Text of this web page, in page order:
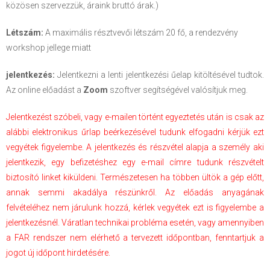
közösen szervezzük, áraink bruttó árak.)
Létszám: A maximális résztvevői létszám 20 fő, a rendezvény
workshop jellege miatt
jelentkezés:Jelentkezni a lenti jelentkezési űelap kitöltésével tudtok.
Az online előadást a Zoom szoftver segítségével valósítjuk meg.
Jelentkezést szóbeli, vagy e-mailen történt egyeztetés után is csak az
alábbi elektronikus űrlap beérkezésével tudunk elfogadni kérjük ezt
vegyétek figyelembe. A jelentkezés és részvétel alapja a személy aki
jelentkezik, egy befizetéshez egy e-mail címre tudunk részvételt
biztosító linket kiküldeni. Természetesen ha többen ültök a gép előtt,
annak semmi akadálya részünkről. Az előadás anyagának
felvételéhez nem járulunk hozzá, kérlek vegyétek ezt is figyelembe a
jelentkezésnél. Váratlan technikai probléma esetén, vagy amennyiben
a FAR rendszer nem elérhető a tervezett időpontban, fenntartjuk a
jogot új időpont hirdetésére.